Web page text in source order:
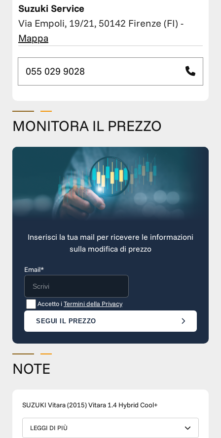
Suzuki Service
Via Empoli, 19/21, 50142 Firenze (FI) -
Mappa
055 029 9028
MONITORA IL PREZZO
Inserisci la tua mail per ricevere le informazioni
sulla modifica di prezzo
Email*
Accetto iTermini della Privacy
SEGUI IL PREZZO
NOTE
SUZUKI Vitara (2015) Vitara 1.4 Hybrid Cool+
LEGGI DI PIÙ